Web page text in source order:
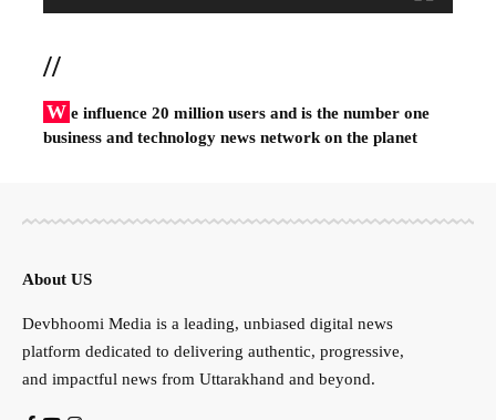
//
W e influence 20 million users and is the number one
business and technology news network on the planet
About US
Devbhoomi Media is a leading, unbiased digital news
platform dedicated to delivering authentic, progressive,
and impactful news from Uttarakhand and beyond.